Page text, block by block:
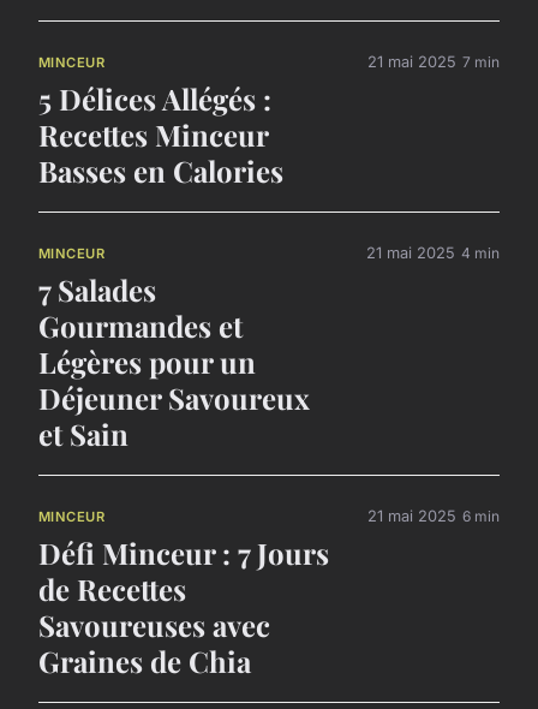
MINCEUR
5 Délices Allégés :
Recettes Minceur
Basses en Calories
21 mai 2025 7 min
MINCEUR
7 Salades
Gourmandes et
Légères pour un
Déjeuner Savoureux
et Sain
21 mai 2025 4 min
MINCEUR
Défi Minceur : 7 Jours
de Recettes
Savoureuses avec
Graines de Chia
21 mai 2025 6 min